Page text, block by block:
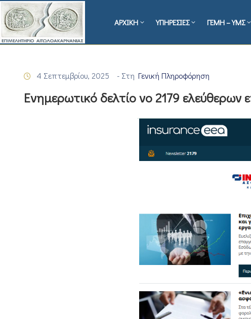
ΑΡΧΙΚΗ ΥΠΗΡΕΣΙΕΣ ΓΕΜΗ – ΥΜΣ
4 Σεπτεμβρίου, 2025 - Στη Γενική Πληροφόρηση
Ενημερωτικό δελτίο νο 2179